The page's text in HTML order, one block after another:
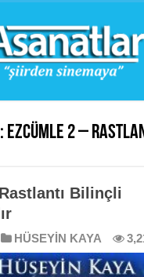
Ezcümle 2 –
Bilinçli
HÜSEYİN KAYA